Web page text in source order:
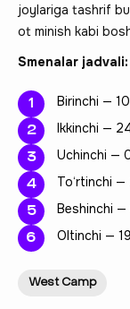
joylariga tashrif
ot minish kabi
Smenalar jadvali:
Birinchi —
Ikkinchi —
Uchinchi —
To‘rtinchi
Beshinchi
Oltinchi —
West Camp